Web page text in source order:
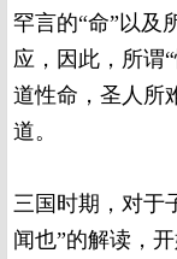
罕言的“命”以及
应，因此，所谓
道性命，圣人所
道。
三国时期，对于
闻也”的解读，